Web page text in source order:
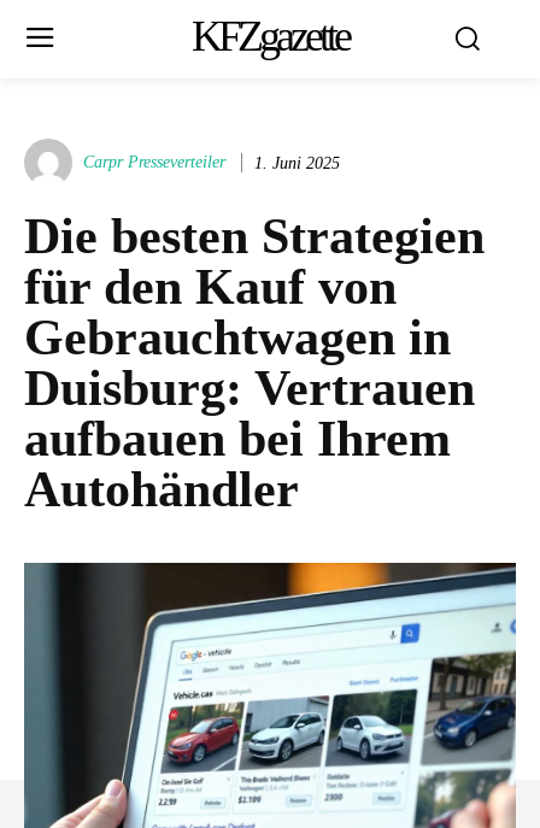
KFZgazette
Carpr Presseverteiler 1. Juni 2025
Die besten Strategien
für den Kauf von
Gebrauchtwagen in
Duisburg: Vertrauen
aufbauen bei Ihrem
Autohändler